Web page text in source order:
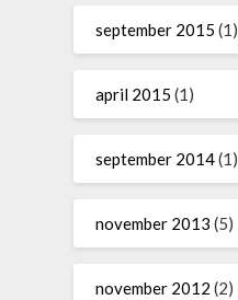
september 2015 (1)
april 2015 (1)
september 2014(1)
november 2013 (5)
november 2012 (2)